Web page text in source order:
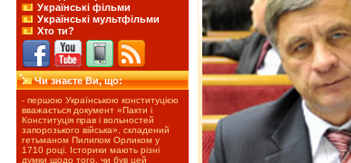
Українські фільми
Українські мультфільми
Хто ти?
Чи знаєте Ви, що:
- першою Українською конституцією
вважається документ «Пакти і
Конституція прав і вольностей
запорозького війська», складений
гетьманом Пилипом Орликом у
1710 році. Історики мають різні
думки щодо того, чи був цей